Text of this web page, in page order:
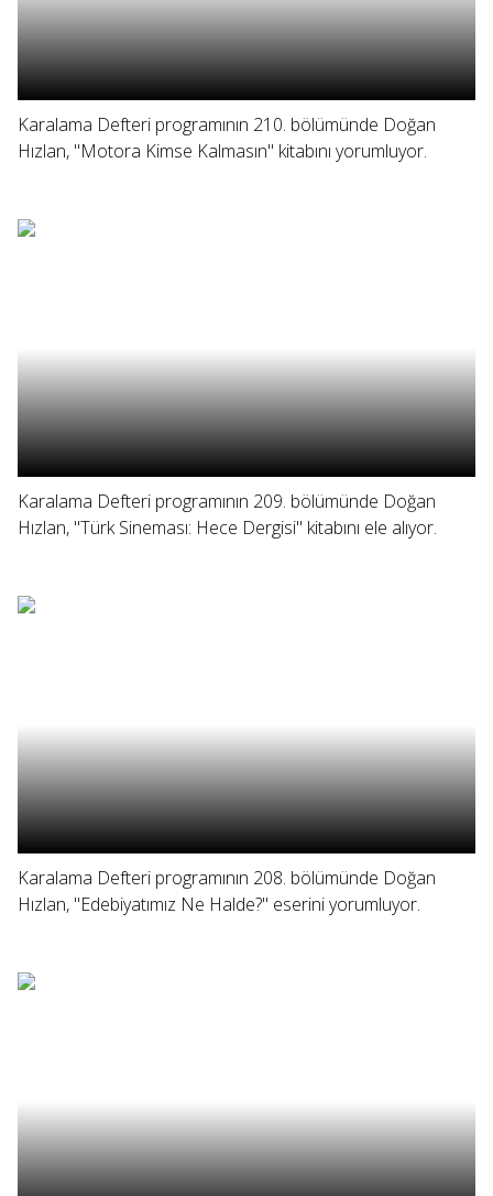
Karalama Defteri programının 210. bölümünde Doğan
Hızlan, "Motora Kimse Kalmasın" kitabını yorumluyor.
Karalama Defteri programının 209. bölümünde Doğan
Hızlan, "Türk Sineması: Hece Dergisi" kitabını ele alıyor.
Karalama Defteri programının 208. bölümünde Doğan
Hızlan, "Edebiyatımız Ne Halde?" eserini yorumluyor.